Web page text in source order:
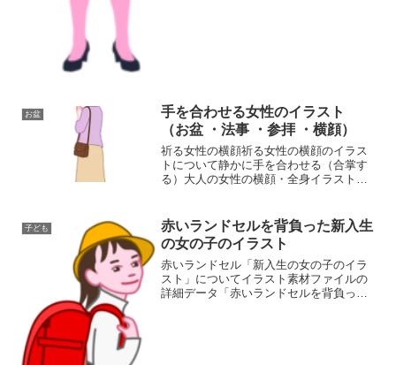
お盆
手を合わせる女性のイラスト
（お盆 ・法事 ・参拝 ・横顔）
祈る女性の横顔祈る女性の横顔のイラス
トについて静かに手を合わせる（合掌す
る）大人の女性の横顔・全身イラスト素
ダーバッグ）を着用しているため、お盆
の帰省やお墓参り、初盆...
子ども
赤いランドセルを背負った新入生
の女の子のイラスト
赤いランドセル「新入生の女の子のイラ
スト」についてイラスト素材ファイルの
詳細データ「赤いランドセルを背負った